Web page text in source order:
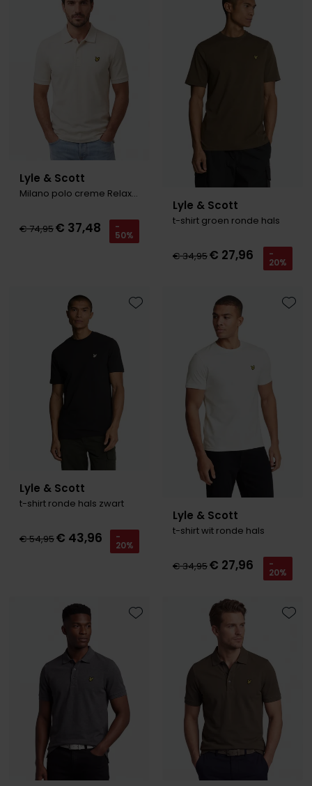
Lyle & Scott
Milano polo creme Relaxed Fit
€ 74,95€ 37,48 -
50%
Toevoegen aan favorieten
Lyle & Scott
t-shirt groen ronde hals
€ 34,95€ 27,96 -
20%
Lyle & Scott
t-shirt ronde hals zwart
€ 54,95€ 43,96 -
20%
Toevoegen aan favorieten
Lyle & Scott
t-shirt wit ronde hals
€ 34,95€ 27,96 -
20%
Toevoegen aan favorieten